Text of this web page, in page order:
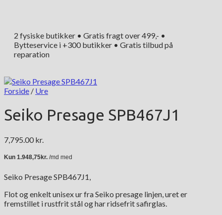
2 fysiske butikker • Gratis fragt over 499,- •
Bytteservice i +300 butikker • Gratis tilbud på
reparation
Forside / Ure
Seiko Presage SPB467J1
7,795.00 kr.
Seiko Presage SPB467J1,
Flot og enkelt unisex ur fra Seiko presage linjen, uret er
fremstillet i rustfrit stål og har ridsefrit safirglas.